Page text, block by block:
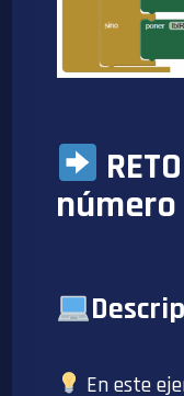
número
En este